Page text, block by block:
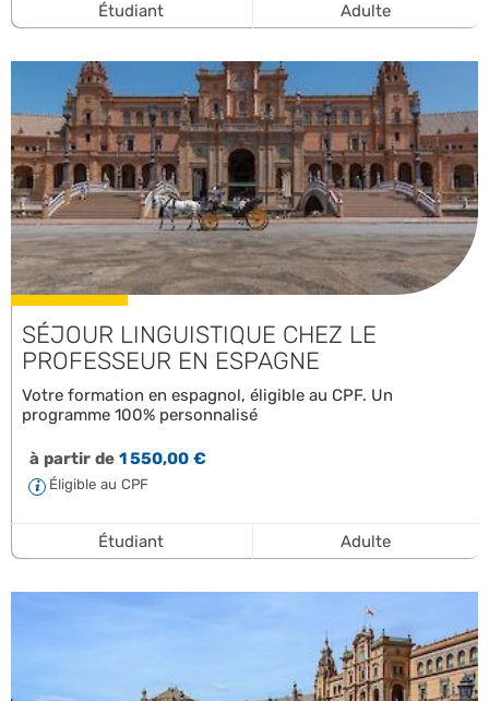
Étudiant Adulte
SÉJOUR LINGUISTIQUE CHEZ LE
PROFESSEUR EN ESPAGNE
Votre formation en espagnol, éligible au CPF. Un
programme 100% personnalisé
à partir de1 550,00 €
Éligible au CPF
Étudiant Adulte